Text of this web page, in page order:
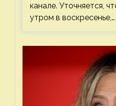
канале. Уточняется,
утром в воскресенье,…